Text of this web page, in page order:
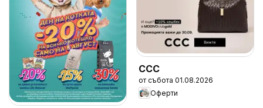
CCC
от събота 01.08.2026
Оферти